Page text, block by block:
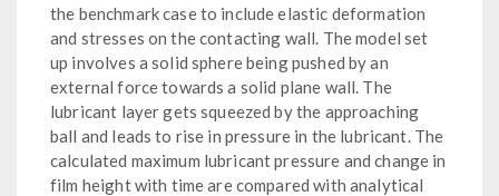
the benchmark case to include elastic deformation
and stresses on the contacting wall. The model set
up involves a solid sphere being pushed by an
external force towards a solid plane wall. The
lubricant layer gets squeezed by the approaching
ball and leads to rise in pressure in the lubricant. The
calculated maximum lubricant pressure and change in
film height with time are compared with analytical